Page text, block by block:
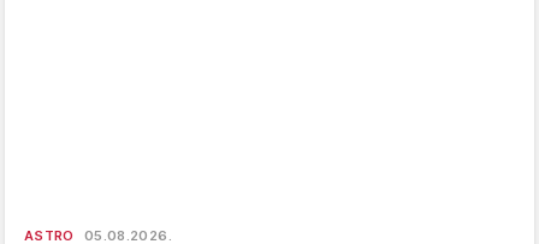
ASTRO 05.08.2026.